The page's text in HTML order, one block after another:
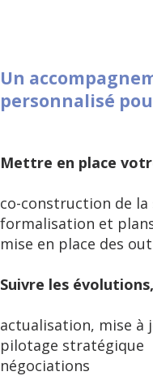
Un
personnalisé
Mettre en place
co-construction de
formalisation et
mise en place des
Suivre les
actualisation, mise à
pilotage stratégique
négociations